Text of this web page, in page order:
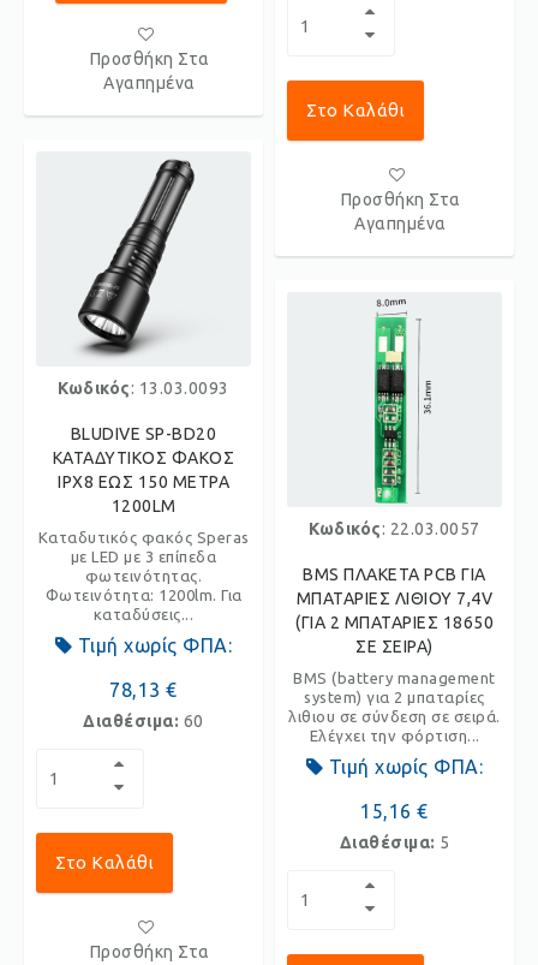
Προσθήκη Στα
Αγαπημένα
Κωδικός: 13.03.0093
BLUDIVE SP-BD20
ΚΑΤΑΔΥΤΙΚΟΣ ΦΑΚΟΣ
IPX8 ΕΩΣ 150 ΜΕΤΡΑ
1200LM
Καταδυτικός φακός Speras
με LED με 3 επίπεδα
φωτεινότητας.
Φωτεινότητα: 1200lm. Για
καταδύσεις...
Τιμή χωρίς ΦΠΑ:
78,13 €
Διαθέσιμα: 60
Στο Καλάθι
Προσθήκη Στα
Στο Καλάθι
Προσθήκη Στα
Αγαπημένα
Κωδικός: 22.03.0057
BMS ΠΛΑΚΕΤΑ PCB ΓΙΑ
ΜΠΑΤΑΡΙΕΣ ΛΙΘΙΟΥ 7,4V
(ΓΙΑ 2 ΜΠΑΤΑΡΙΕΣ 18650
ΣΕ ΣΕΙΡΑ)
BMS (battery management
system) για 2 μπαταρίες
λιθιου σε σύνδεση σε σειρά.
Ελέγχει την φόρτιση...
Τιμή χωρίς ΦΠΑ:
15,16 €
Διαθέσιμα: 5